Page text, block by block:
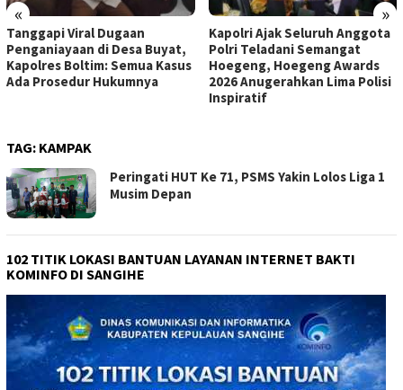
« »
Tanggapi Viral Dugaan
Penganiayaan di Desa Buyat,
Kapolres Boltim: Semua Kasus
Ada Prosedur Hukumnya
Kapolri Ajak Seluruh Anggota
Polri Teladani Semangat
Hoegeng, Hoegeng Awards
2026 Anugerahkan Lima Polisi
Inspiratif
TAG: KAMPAK
Peringati HUT Ke 71, PSMS Yakin Lolos Liga 1
Musim Depan
102 TITIK LOKASI BANTUAN LAYANAN INTERNET BAKTI
KOMINFO DI SANGIHE